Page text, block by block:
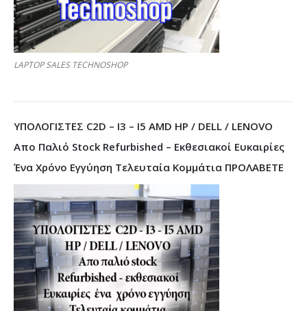
LAPTOP SALES TECHNOSHOP
ΥΠΟΛΟΓΙΣΤΕΣ C2D – I3 – I5 AMD HP / DELL / LENOVO
Απο Παλιό Stock Refurbished – Εκθεσιακοί Ευκαιρίες
Ένα Χρόνο Εγγύηση Τελευταία Κομμάτια ΠΡΟΛΑΒΕΤΕ